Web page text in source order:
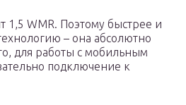
1,5 WMR. Поэтому быстрее и
– она абсолютно
для работы с мобильным
подключение к